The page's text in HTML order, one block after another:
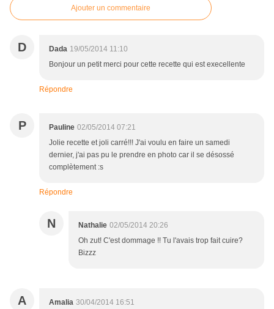
Ajouter un commentaire
D Dada 19/05/2014 11:10
Bonjour un petit merci pour cette recette qui est execellente
Répondre
P Pauline 02/05/2014 07:21
Jolie recette et joli carré!!! J'ai voulu en faire un samedi
dernier, j'ai pas pu le prendre en photo car il se désossé
complètement :s
Répondre
N Nathalie 02/05/2014 20:26
Oh zut! C'est dommage !! Tu l'avais trop fait cuire?
Bizzz
A Amalia 30/04/2014 16:51